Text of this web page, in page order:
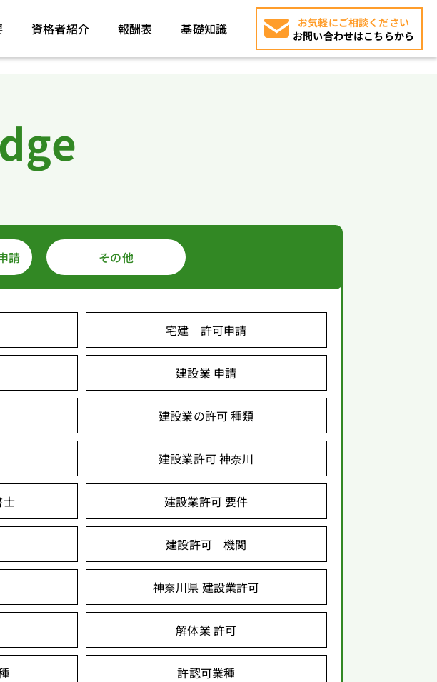
資格者紹介 報酬表 基礎知識
お気軽にご相談ください
お問い合わせはこちらから
請 その他
宅建 許可申請
建設業 申請
建設業の許可 種類
建設業許可 神奈川
建設業許可 要件
建設許可 機関
神奈川県 建設業許可
解体業 許可
許認可業種